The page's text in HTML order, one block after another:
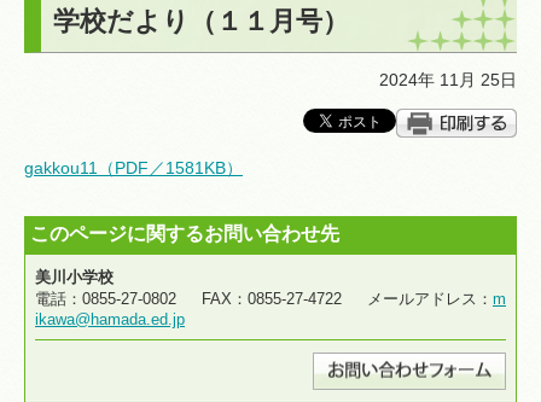
浜田市小中学校ホームページ
学校だより（１１月号）
2024年 11月 25日
gakkou11（PDF／1581KB）
このページに関するお問い合わせ先
美川小学校
電話：0855-27-0802 FAX：0855-27-4722 メールアドレス： m
ikawa@hamada.ed.jp